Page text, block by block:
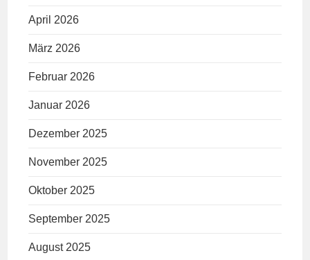
April 2026
März 2026
Februar 2026
Januar 2026
Dezember 2025
November 2025
Oktober 2025
September 2025
August 2025